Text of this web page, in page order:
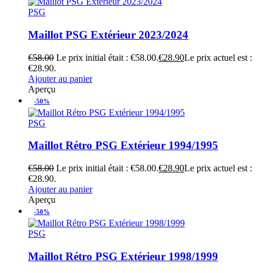
PSG
Maillot PSG Extérieur 2023/2024
€58.00 Le prix initial était : €58.00.€28.90Le prix actuel est :
€28.90.
Ajouter au panier
Aperçu
-50%
PSG
Maillot Rétro PSG Extérieur 1994/1995
€58.00 Le prix initial était : €58.00.€28.90Le prix actuel est :
€28.90.
Ajouter au panier
Aperçu
-50%
PSG
Maillot Rétro PSG Extérieur 1998/1999